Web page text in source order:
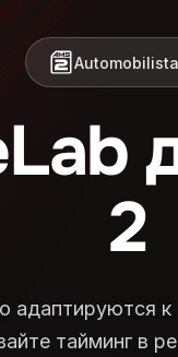
2
адаптируются
тайминг в